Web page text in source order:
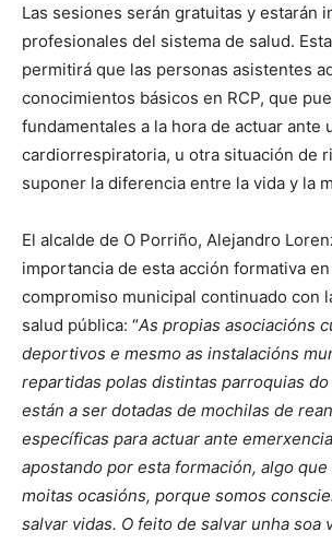
Las sesiones serán gratuitas y estarán
profesionales del sistema de salud.
permitirá que las personas asistentes
conocimientos básicos en RCP, que
fundamentales a la hora de actuar ante
cardiorrespiratoria, u otra situación de
suponer la diferencia entre la vida y la
El alcalde de O Porriño, Alejandro
importancia de esta acción formativa
compromiso municipal continuado con
salud pública: “As propias asociacións
deportivos e mesmo as instalacións
repartidas polas distintas parroquias
están a ser dotadas de mochilas de
específicas para actuar ante
apostando por esta formación, algo
moitas ocasións, porque somos
salvar vidas. O feito de salvar unha soa